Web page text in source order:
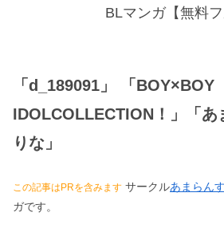
BLマンガ【無料フ
「d_189091」 「BOY×BOY
IDOLCOLLECTION！」「あ
りな」
この記事はPRを含みます サークルあまらん
ガです。